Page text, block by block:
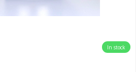
In stock